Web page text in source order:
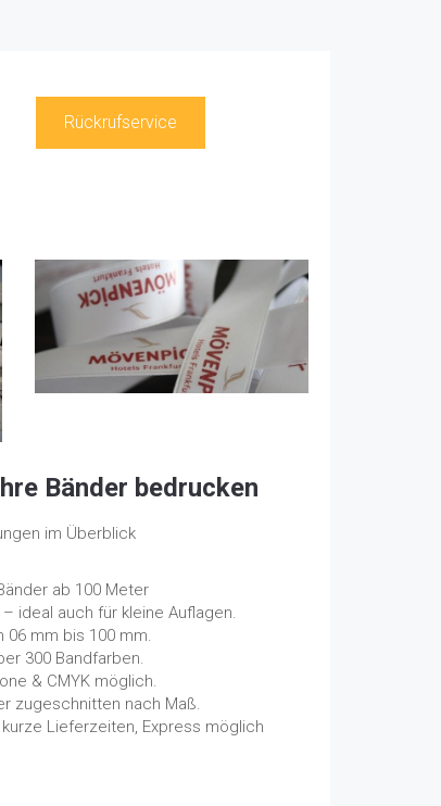
Rückrufservice
Bänder bedrucken
im Überblick
ab 100 Meter
ideal auch für kleine Auflagen.
06 mm bis 100 mm.
300 Bandfarben.
& CMYK möglich.
zugeschnitten nach Maß.
Lieferzeiten, Express möglich